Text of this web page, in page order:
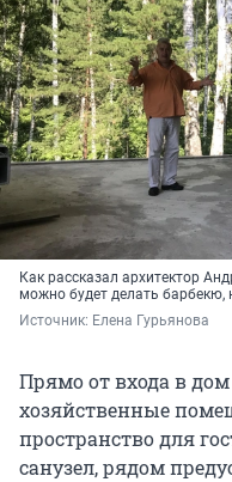
Как рассказал архитектор
можно будет делать барбекю,
Источник: Елена Гурьянова
Прямо от входа в
хозяйственные
пространство для
санузел, рядом